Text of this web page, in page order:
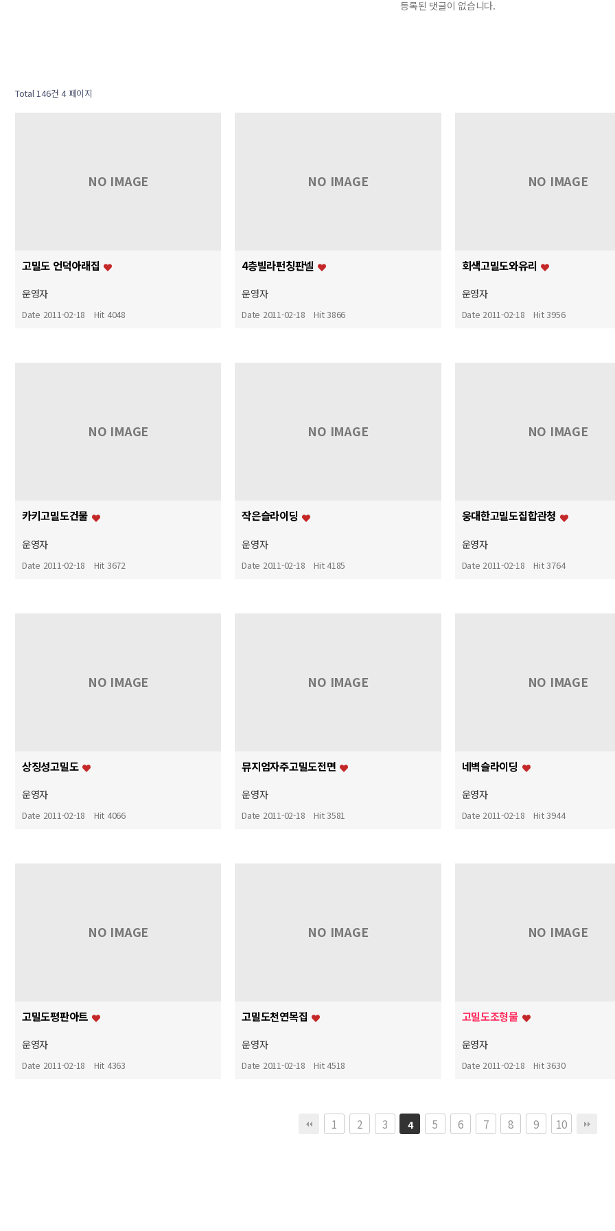
등록된 댓글이 없습니다.
Total 146건 4 페이지
NO IMAGE
고밀도 언덕아래집
운영자
Date 2011-02-18 Hit 4048
NO IMAGE
4층빌라펀칭판넬
운영자
Date 2011-02-18 Hit 3866
NO IMAGE
회색고밀도와유리
운영자
Date 2011-02-18 Hit 3956
NO IMAGE
카키고밀도건물
운영자
Date 2011-02-18 Hit 3672
NO IMAGE
작은슬라이딩
운영자
Date 2011-02-18 Hit 4185
NO IMAGE
웅대한고밀도집합관청
운영자
Date 2011-02-18 Hit 3764
NO IMAGE
상징성고밀도
운영자
Date 2011-02-18 Hit 4066
NO IMAGE
뮤지엄자주고밀도전면
운영자
Date 2011-02-18 Hit 3581
NO IMAGE
네벽슬라이딩
운영자
Date 2011-02-18 Hit 3944
NO IMAGE
고밀도평판아트
운영자
Date 2011-02-18 Hit 4363
NO IMAGE
고밀도천연목집
운영자
Date 2011-02-18 Hit 4518
NO IMAGE
고밀도조형물
운영자
Date 2011-02-18 Hit 3630
1 2 3 4 5 6 7 8 9 10